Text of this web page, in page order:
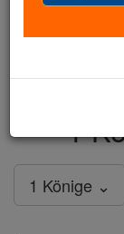
But fewer
just$5, the
in faith. Thank
1
1 Könige ⌄